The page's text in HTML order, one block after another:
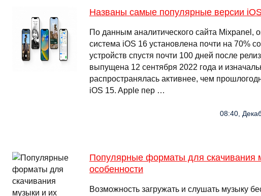
Названы самые популярные версии
По данным аналитического сайта Mixpanel,
система iOS 16 установлена почти на 70%
устройств спустя почти 100 дней после
выпущена 12 сентября 2022 года и
распространялась активнее, чем
iOS 15. Apple пер …
08:40,
Популярные форматы для скачивания
особенности
Возможность загружать и слушать музыку